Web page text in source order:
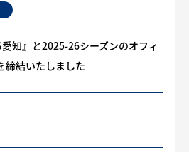
愛知』と2025-26シーズンのオフィ
締結いたしました